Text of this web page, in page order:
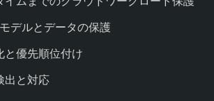
デルとデータの保護
と優先順位付け
出と対応